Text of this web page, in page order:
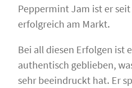
Peppermint Jam ist er
erfolgreich am Markt.
Bei all diesen Erfolgen ist
authentisch geblieben,
sehr beeindruckt hat. Er